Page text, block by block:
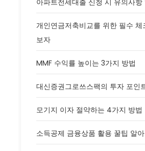
아파트전세대출 신청 시 유의사항
개인연금저축비교를 위한 필수
보자
MMF 수익률 높이는 3가지 방법
대신증권그로쓰스팩의 투자 포인
모기지 이자 절약하는 4가지 방법
소득공제 금융상품 활용 꿀팁 알